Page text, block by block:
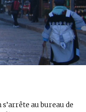
au bureau de